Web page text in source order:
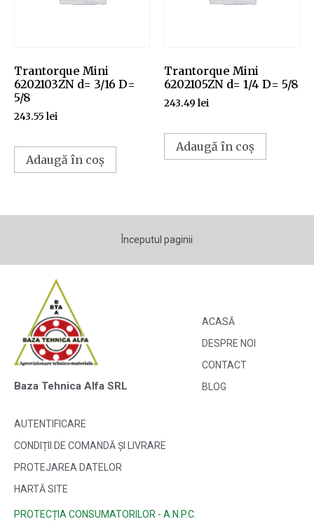
Trantorque Mini
6202103ZN d= 3/16 D=
5/8
243.55 lei
Adaugă în coș
Trantorque Mini
6202105ZN d= 1/4 D= 5/8
243.49 lei
Adaugă în coș
Începutul paginii
Baza Tehnica Alfa SRL
ACASĂ
DESPRE NOI
CONTACT
BLOG
AUTENTIFICARE
CONDIȚII DE COMANDĂ ȘI LIVRARE
PROTEJAREA DATELOR
HARTĂ SITE
PROTECȚIA CONSUMATORILOR - A.N.P.C.